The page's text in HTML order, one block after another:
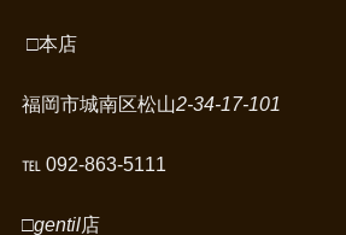
□本店
福岡市城南区松山2-34-17-101
℡ 092-863-5111
□gentil店